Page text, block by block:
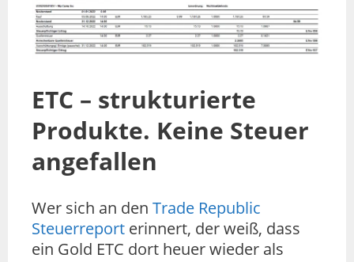
ETC – strukturierte
Produkte. Keine Steuer
angefallen
Wer sich an den Trade Republic
Steuerreport erinnert, der weiß, dass
ein Gold ETC dort heuer wieder als